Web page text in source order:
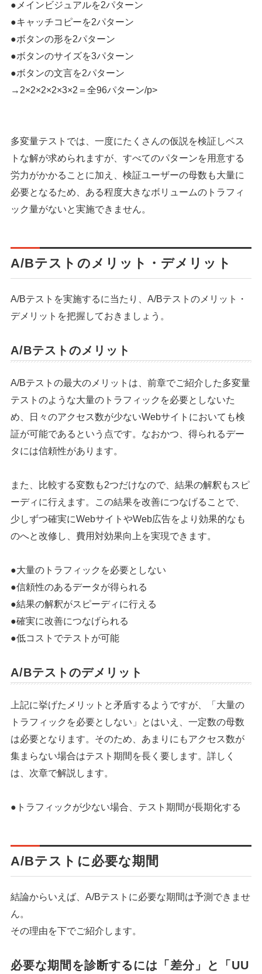
●メインビジュアルを2パターン
●キャッチコピーを2パターン
●ボタンの形を2パターン
●ボタンのサイズを3パターン
●ボタンの文言を2パターン
→2×2×2×2×3×2＝全96パターン/p>
多変量テストでは、一度にたくさんの仮説を検証しベス
トな解が求められますが、すべてのパターンを用意する
労力がかかることに加え、検証ユーザーの母数も大量に
必要となるため、ある程度大きなボリュームのトラフィ
ック量がないと実施できません。
A/Bテストのメリット・デメリット
A/Bテストを実施するに当たり、A/Bテストのメリット・
デメリットを把握しておきましょう。
A/Bテストのメリット
A/Bテストの最大のメリットは、前章でご紹介した多変量
テストのような大量のトラフィックを必要としないた
め、日々のアクセス数が少ないWebサイトにおいても検
証が可能であるという点です。なおかつ、得られるデー
タには信頼性があります。
また、比較する変数も2つだけなので、結果の解釈もスピ
ーディに行えます。この結果を改善につなげることで、
少しずつ確実にWebサイトやWeb広告をより効果的なも
のへと改修し、費用対効果向上を実現できます。
●大量のトラフィックを必要としない
●信頼性のあるデータが得られる
●結果の解釈がスピーディに行える
●確実に改善につなげられる
●低コストでテストが可能
A/Bテストのデメリット
上記に挙げたメリットと矛盾するようですが、「大量の
トラフィックを必要としない」とはいえ、一定数の母数
は必要となります。そのため、あまりにもアクセス数が
集まらない場合はテスト期間を長く要します。詳しく
は、次章で解説します。
●トラフィックが少ない場合、テスト期間が長期化する
A/Bテストに必要な期間
結論からいえば、A/Bテストに必要な期間は予測できませ
ん。
その理由を下でご紹介します。
必要な期間を診断するには「差分」と「UU